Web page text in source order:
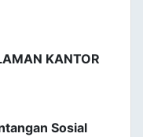
KANTOR
Sosial